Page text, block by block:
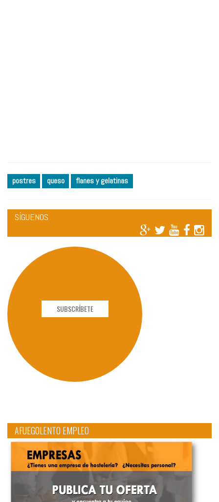
postres queso flanes y gelatinas
SÍGUENOS
SUBSCRÍBETE
AFUEGOLENTO EMPLEO